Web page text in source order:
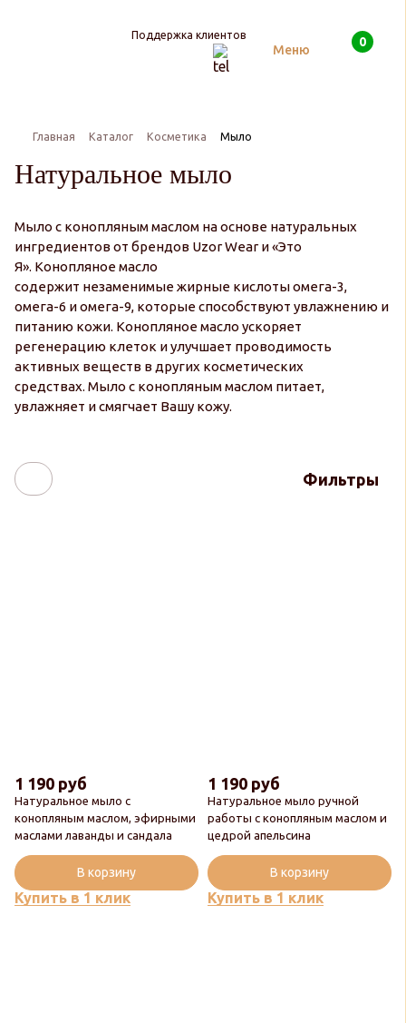
Поддержка клиентов
Меню
Поиск 0
Главная Каталог Косметика Мыло
Натуральное мыло
Мыло с конопляным маслом на основе натуральных
ингредиентов от брендов Uzor Wear и «Это
Я». Конопляное масло
содержит незаменимые жирные кислоты омега-3,
омега-6 и омега-9, которые способствуют увлажнению и
питанию кожи. Конопляное масло ускоряет
регенерацию клеток и улучшает проводимость
активных веществ в других косметических
средствах. Мыло с конопляным маслом питает,
увлажняет и смягчает Вашу кожу.
Фильтры
Новинка
Популярный
Натуральное мыло с
конопляным маслом, эфирными
маслами лаванды и сандала
1 190 руб
Купить в 1 клик
В корзину
Новинка
Популярный
Натуральное мыло ручной
работы с конопляным маслом и
цедрой апельсина
1 190 руб
Купить в 1 клик
В корзину